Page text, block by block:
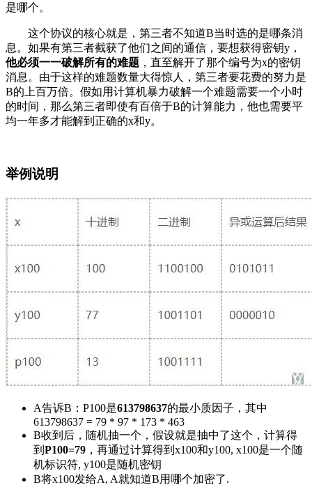
是哪个。
这个协议的核心就是，第三者不知道B当时选的是哪条消
息。如果有第三者截获了他们之间的通信，要想获得密钥y，
他必须一一破解所有的难题 ，直至解开了那个编号为x的密钥
消息。由于这样的难题数量大得惊人，第三者要花费的努力是
B的上百万倍。假如用计算机暴力破解一个难题需要一个小时
的时间，那么第三者即使有百倍于B的计算能力，他也需要平
均一年多才能解到正确的x和y。
举例说明
A告诉B：P100是613798637的最小质因子，其中
613798637 = 79 * 97 * 173 * 463
B收到后，随机抽一个，假设就是抽中了这个，计算得
到 P100=79 ，再通过计算得到x100和y100, x100是一个随
机标识符, y100是随机密钥
B将x100发给A, A就知道B用哪个加密了.